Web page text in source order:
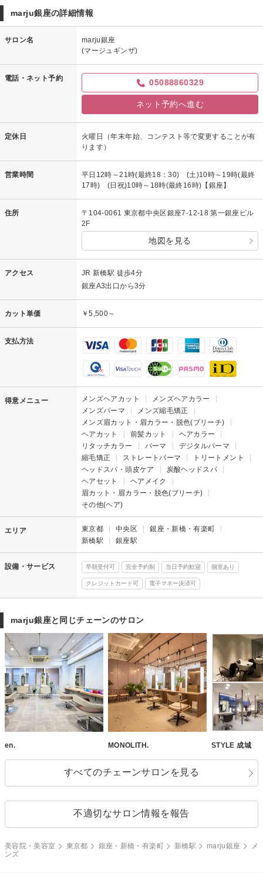
marju銀座の詳細情報
サロン名
marju銀座
(マージュギンザ)
電話・ネット予約 05088860329
ネット予約へ進む
定休日
火曜日（年末年始、コンテスト等で変更することが有
ります）
営業時間
平日12時～21時(最終18：30) (土)10時～19時(最終
17時) (日祝)10時～18時(最終16時)【銀座】
住所
〒104-0061 東京都中央区銀座7-12-18 第一銀座ビル
2F
地図を見る
アクセス
JR 新橋駅 徒歩4分
銀座A3出口から3分
カット単価 ￥5,500～
支払方法
得意メニュー メンズヘアカット
メンズヘアカラー
メンズパーマ
メンズ縮毛矯正
メンズ眉カット・眉カラー・脱色(ブリーチ)
ヘアカット
前髪カット
ヘアカラー
リタッチカラー
パーマ
デジタルパーマ
縮毛矯正
ストレートパーマ
トリートメント
ヘッドスパ・頭皮ケア
炭酸ヘッドスパ
ヘアセット
ヘアメイク
眉カット・眉カラー・脱色(ブリーチ)
その他(ヘア)
エリア 東京都 中央区
銀座・新橋・有楽町
新橋駅
銀座駅
設備・サービス 早朝受付可 完全予約制 当日予約歓迎 個室あり
クレジットカード可 電子マネー決済可
marju銀座と同じチェーンのサロン
en. MONOLITH. STYLE 成城
すべてのチェーンサロンを見る
不適切なサロン情報を報告
美容院・美容室 東京都 銀座・新橋・有楽町 新橋駅 marju銀座
メ
ンズ